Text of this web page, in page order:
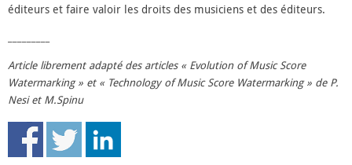
éditeurs et faire valoir les droits des musiciens et des éditeurs.
Article librement adapté des articles « Evolution of Music Score
Watermarking » et « Technology of Music Score Watermarking » de P.
Nesi et M.Spinu